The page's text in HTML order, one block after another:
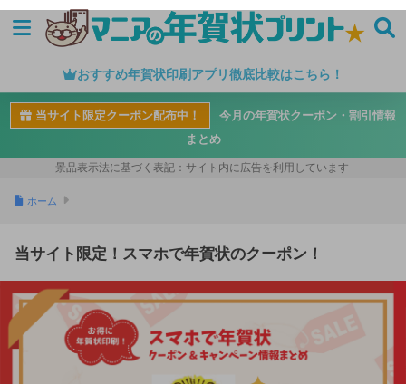
おすすめ年賀状印刷アプリ徹底比較はこちら！
当サイト限定クーポン配布中！
今月の年賀状クーポン・割引情報
まとめ
ホーム
当サイト限定！スマホで年賀状のクーポン！